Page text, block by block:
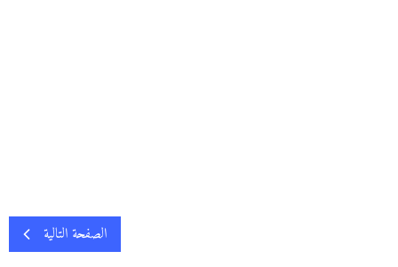
الصفحة التالية